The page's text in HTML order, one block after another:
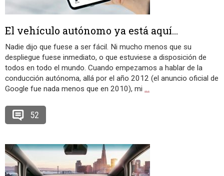
El vehículo autónomo ya está aquí…
Nadie dijo que fuese a ser fácil. Ni mucho menos que su
despliegue fuese inmediato, o que estuviese a disposición de
todos en todo el mundo. Cuando empezamos a hablar de la
conducción autónoma, allá por el año 2012 (el anuncio oficial de
Google fue nada menos que en 2010), mi …
52